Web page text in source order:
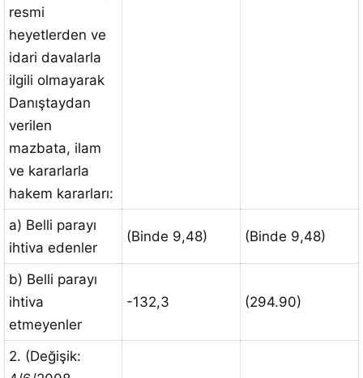
resmi
heyetlerden ve
idari davalarla
ilgili olmayarak
Danıştaydan
verilen
mazbata, ilam
ve kararlarla
hakem kararları:
a) Belli parayı
ihtiva edenler
(Binde 9,48) (Binde 9,48)
b) Belli parayı
ihtiva
etmeyenler
-132,3 (294.90)
2. (Değişik: